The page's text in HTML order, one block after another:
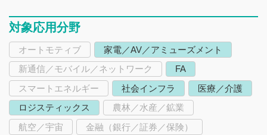
対象応用分野
オートモティブ
家電／AV／アミューズメント
新通信／モバイル／ネットワーク
FA
スマートエネルギー
社会インフラ
医療／介護
ロジスティックス
農林／水産／鉱業
航空／宇宙
金融（銀行／証券／保険）